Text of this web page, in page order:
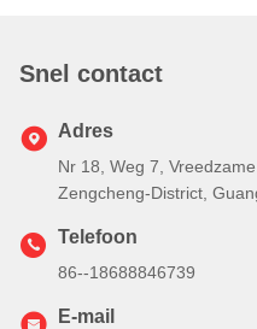
Snel contact
Adres
Nr 18, Weg 7,
Zengcheng-District,
Telefoon
86--18688846739
E-mail